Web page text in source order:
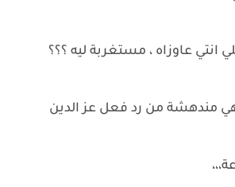
عاوزاه ، مستغربة ليه ؟؟؟
مندهشة من رد فعل عز الدين